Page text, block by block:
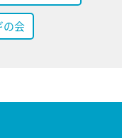
の会